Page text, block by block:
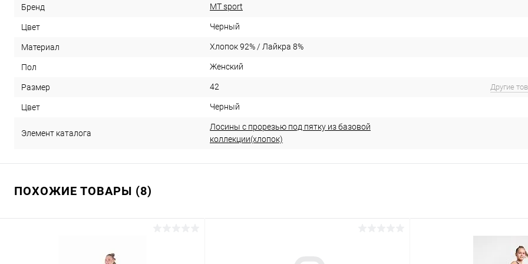
Бренд MT sport
Цвет Черный
Материал Хлопок 92% / Лайкра 8%
Пол Женский
Размер 42 Другие
Цвет Черный
Элемент каталога
Лосины с прорезью под пятку из базовой
коллекции(хлопок)
ПОХОЖИЕ ТОВАРЫ (8)